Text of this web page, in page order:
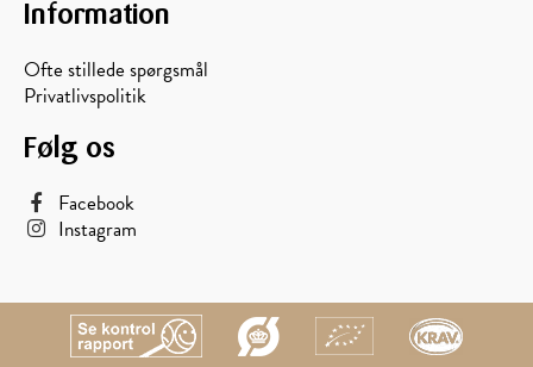
Information
Ofte stillede spørgsmål
Privatlivspolitik
Følg os
Facebook
Instagram